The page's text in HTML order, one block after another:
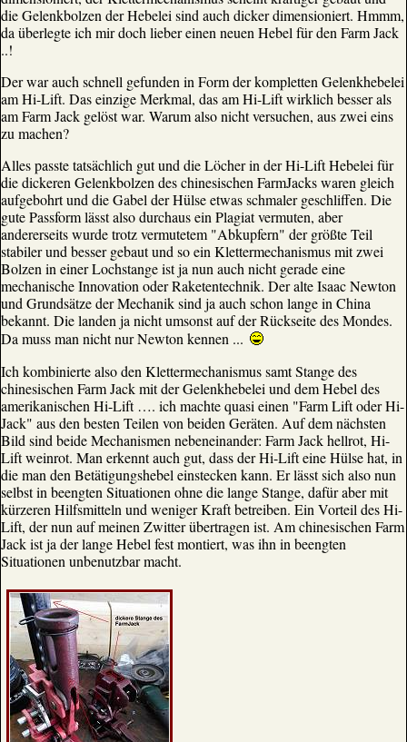
die Gelenkbolzen der Hebelei sind auch dicker dimensioniert. Hmmm,
da überlegte ich mir doch lieber einen neuen Hebel für den Farm Jack
..!
Der war auch schnell gefunden in Form der kompletten Gelenkhebelei
am Hi-Lift. Das einzige Merkmal, das am Hi-Lift wirklich besser als
am Farm Jack gelöst war. Warum also nicht versuchen, aus zwei eins
zu machen?
Alles passte tatsächlich gut und die Löcher in der Hi-Lift Hebelei für
die dickeren Gelenkbolzen des chinesischen FarmJacks waren gleich
aufgebohrt und die Gabel der Hülse etwas schmaler geschliffen. Die
gute Passform lässt also durchaus ein Plagiat vermuten, aber
andererseits wurde trotz vermutetem "Abkupfern" der größte Teil
stabiler und besser gebaut und so ein Klettermechanismus mit zwei
Bolzen in einer Lochstange ist ja nun auch nicht gerade eine
mechanische Innovation oder Raketentechnik. Der alte Isaac Newton
und Grundsätze der Mechanik sind ja auch schon lange in China
bekannt. Die landen ja nicht umsonst auf der Rückseite des Mondes.
Da muss man nicht nur Newton kennen ...
Ich kombinierte also den Klettermechanismus samt Stange des
chinesischen Farm Jack mit der Gelenkhebelei und dem Hebel des
amerikanischen Hi-Lift …. ich machte quasi einen "Farm Lift oder Hi-
Jack" aus den besten Teilen von beiden Geräten. Auf dem nächsten
Bild sind beide Mechanismen nebeneinander: Farm Jack hellrot, Hi-
Lift weinrot. Man erkennt auch gut, dass der Hi-Lift eine Hülse hat, in
die man den Betätigungshebel einstecken kann. Er lässt sich also nun
selbst in beengten Situationen ohne die lange Stange, dafür aber mit
kürzeren Hilfsmitteln und weniger Kraft betreiben. Ein Vorteil des Hi-
Lift, der nun auf meinen Zwitter übertragen ist. Am chinesischen Farm
Jack ist ja der lange Hebel fest montiert, was ihn in beengten
Situationen unbenutzbar macht.